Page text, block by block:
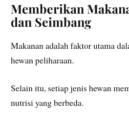
Memberikan
dan Seimbang
Makanan adalah faktor utama
hewan peliharaan.
Selain itu, setiap jenis hewan
nutrisi yang berbeda.